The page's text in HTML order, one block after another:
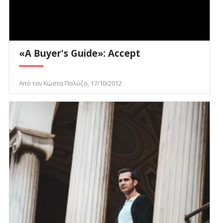
«A Buyer's Guide»: Accept
Από τον Κώστα Πολύζο, 17/10/2012